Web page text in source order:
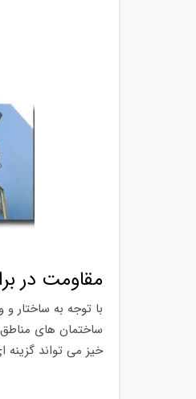
مقاومت در
با توجه به ساختار و
ساختمان های مناطق
خیز می تواند